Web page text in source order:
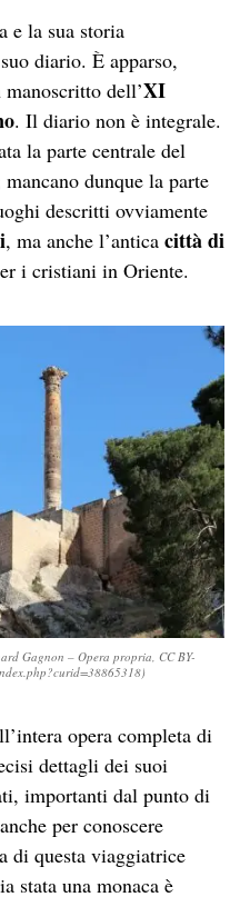
e la sua storia
diario. È apparso,
dell’XI
. Il diario non è integrale.
la parte centrale del
dunque la parte
descritti ovviamente
, ma anche l’anticacittà di
i cristiani in Oriente.
Gagnon – Opera propria, CC BY-
opera completa di
dettagli dei suoi
importanti dal punto di
per conoscere
di questa viaggiatrice
stata una monaca è